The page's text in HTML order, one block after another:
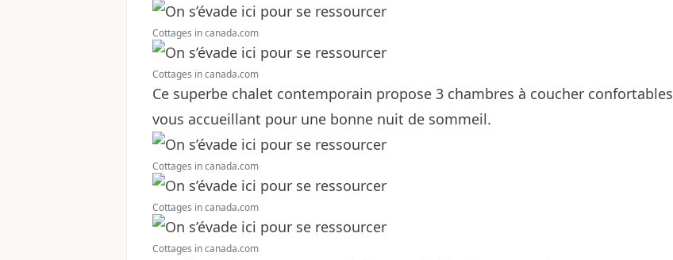
Cottages in canada.com
Cottages in canada.com
Ce superbe chalet contemporain propose 3 chambres à coucher confortables
vous accueillant pour une bonne nuit de sommeil.
Cottages in canada.com
Cottages in canada.com
Cottages in canada.com